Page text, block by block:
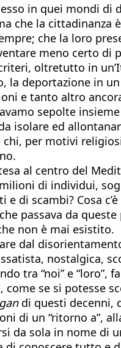
in quei mondi
che la cittadinanza
che la loro
meno certo di
oltretutto in
la deportazione in
e tanto altro
sepolte
isolare ed
per motivi
al centro del
di individui,
di scambi? Cosa
passava da
non è mai esistito.
dal
tra “noi” e
se si
di questi decenni,
di un “ritorno a”,
da sola in nome